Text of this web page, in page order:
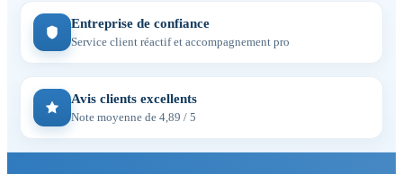
Entreprise de confiance
Service client réactif et accompagnement pro
Avis clients excellents
Note moyenne de 4,89 / 5